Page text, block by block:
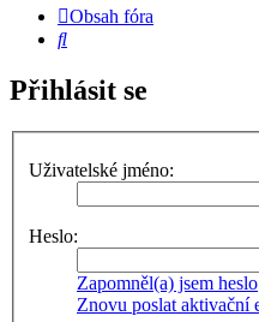
Obsah fóra
Hledat
Přihlásit se
Uživatelské jméno:
Heslo:
Zapomněl(a) jsem heslo
Znovu poslat aktivační